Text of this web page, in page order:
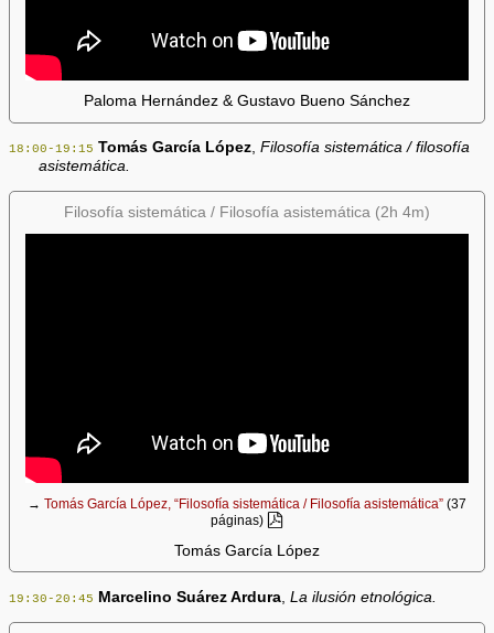
Paloma Hernández & Gustavo Bueno Sánchez
18:00-19:15 Tomás García López,Filosofía sistemática / filosofía
asistemática.
Filosofía sistemática / Filosofía asistemática (2h 4m)
→ Tomás García López, “Filosofía sistemática / Filosofía asistemática” (37
páginas)
Tomás García López
19:30-20:45 Marcelino Suárez Ardura,La ilusión etnológica.